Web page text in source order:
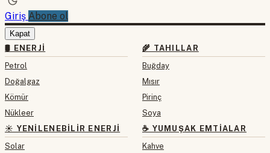
Giriş Abone ol
Kapat
🛢 ENERJI
Petrol
Doğalgaz
Kömür
Nükleer
☀️ YENILENEBILIR ENERJI
Solar
🌾 TAHILLAR
Buğday
Mısır
Pirinç
Soya
☕ YUMUŞAK EMTIALAR
Kahve